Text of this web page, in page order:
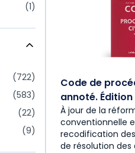
1
722
583
22
9
Code de
annoté.
À jour de la
conventionnelle
recodification
de résolution des